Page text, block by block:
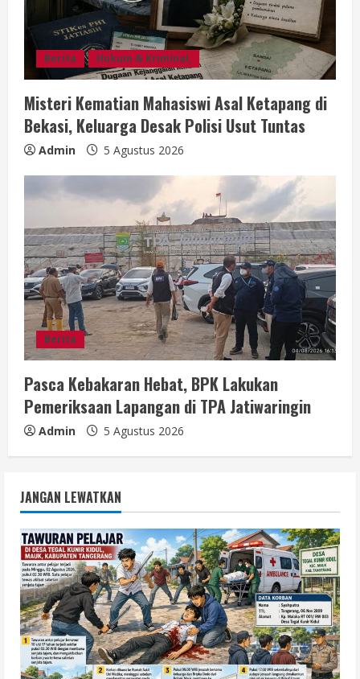
Berita Hukum & Kriminal,
Misteri Kematian Mahasiswi Asal Ketapang di
Bekasi, Keluarga Desak Polisi Usut Tuntas
Admin 5 Agustus 2026
Berita
Pasca Kebakaran Hebat, BPK Lakukan
Pemeriksaan Lapangan di TPA Jatiwaringin
Admin 5 Agustus 2026
JANGAN LEWATKAN